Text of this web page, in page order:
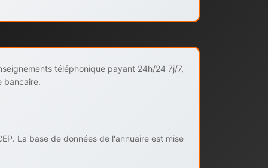
téléphonique payant 24h/24 7j/7,
bancaire.
La base de données de l'annuaire est mise